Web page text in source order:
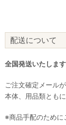
配送について
全国発送いたしま
ご注文確定メール
本体、用品類とも
※商品手配のために